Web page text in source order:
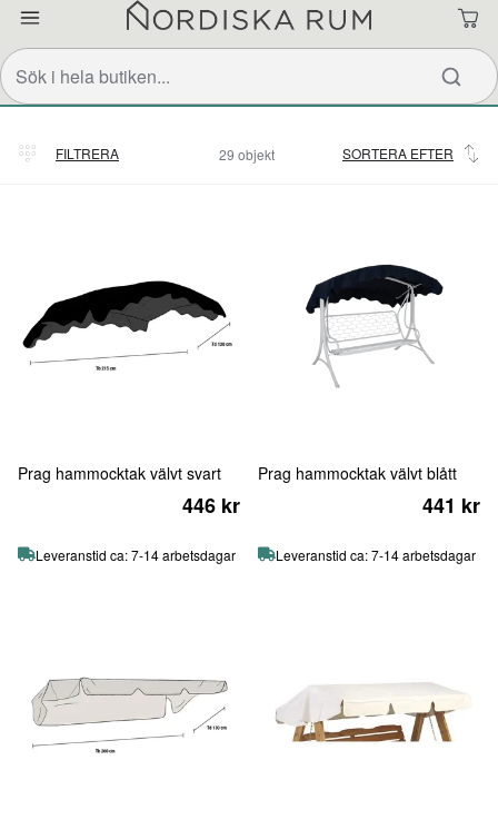
FILTRERA SORTERA EFTER
29 objekt
Prag hammocktak välvt svart
446 kr
Leveranstid ca: 7-14 arbetsdagar
Prag hammocktak välvt blått
441 kr
Leveranstid ca: 7-14 arbetsdagar